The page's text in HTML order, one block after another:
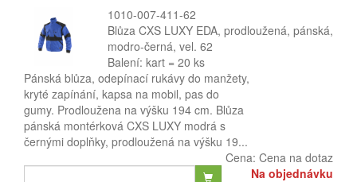
1010-007-411-62
Blůza CXS LUXY EDA, prodloužená, pánská,
modro-černá, vel. 62
Balení: kart = 20 ks
Pánská blůza, odepínací rukávy do manžety,
kryté zapínání, kapsa na mobil, pas do
gumy. Prodloužena na výšku 194 cm. Blůza
pánská montérková CXS LUXY modrá s
černými doplňky, prodloužená na výšku 19...
Cena: Cena na dotaz
Na objednávku